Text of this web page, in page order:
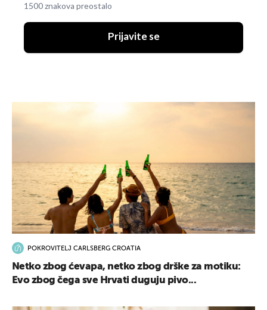
1500 znakova preostalo
Prijavite se
POKROVITELJ CARLSBERG CROATIA
Netko zbog ćevapa, netko zbog drške za motiku:
Evo zbog čega sve Hrvati duguju pivo...